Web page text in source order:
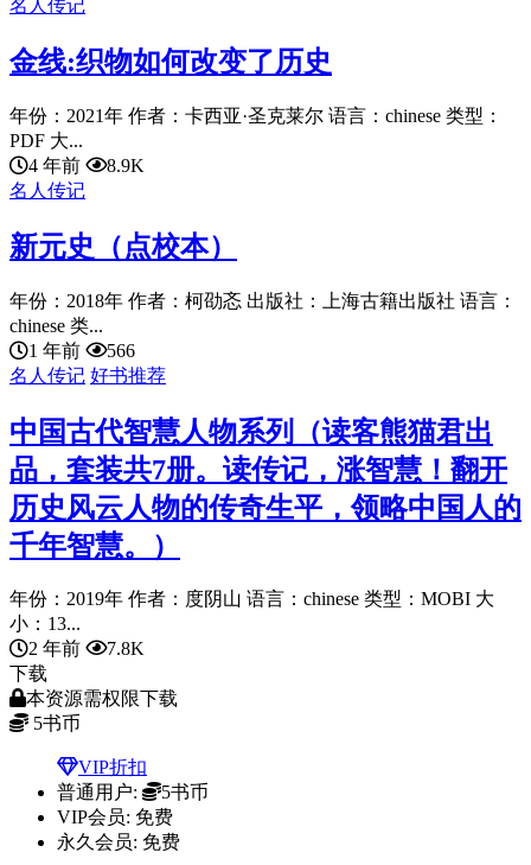
名人传记
金线:织物如何改变了历史
年份：2021年 作者：卡西亚·圣克莱尔 语言：chinese 类型：
PDF 大...
4 年前
8.9K
名人传记
新元史（点校本）
年份：2018年 作者：柯劭忞 出版社：上海古籍出版社 语言：
chinese 类...
1 年前
566
名人传记 好书推荐
中国古代智慧人物系列（读客熊猫君出
品，套装共7册。读传记，涨智慧！翻开
历史风云人物的传奇生平，领略中国人的
千年智慧。）
年份：2019年 作者：度阴山 语言：chinese 类型：MOBI 大
小：13...
2 年前
7.8K
下载
本资源需权限下载
5书币
VIP折扣
普通用户:
5书币
VIP会员: 免费
永久会员: 免费